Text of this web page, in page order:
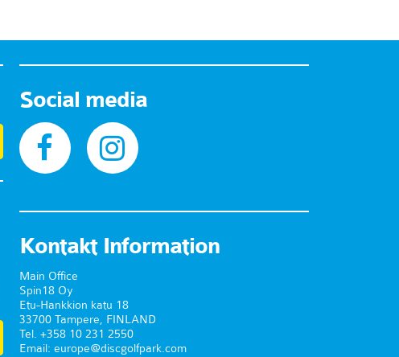
Social media
Kontakt Information
Main Office
Spin18 Oy
Etu-Hankkion katu 18
33700 Tampere, FINLAND
Tel. +358 10 231 2550
Email: europe@discgolfpark.com